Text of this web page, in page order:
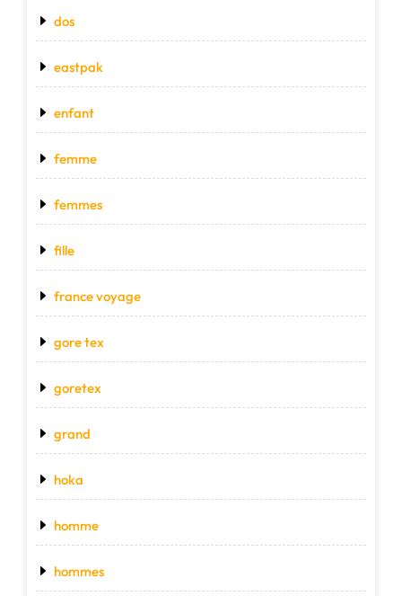
dos
eastpak
enfant
femme
femmes
fille
france voyage
gore tex
goretex
grand
hoka
homme
hommes